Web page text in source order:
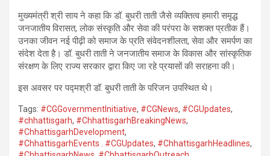
मुख्यमंत्री श्री साय ने कहा कि डॉ. बुधरी ताती जैसे व्यक्तित्व हमारी समृद्ध
जनजातीय विरासत, लोक संस्कृति और सेवा की परंपरा के सशक्त प्रतीक हैं।
उनका जीवन नई पीढ़ी को समाज के प्रति संवेदनशीलता, सेवा और समर्पण का
संदेश देता है। डॉ. बुधरी ताती ने जनजातीय समाज के विकास और सांस्कृतिक
संरक्षण के लिए राज्य सरकार द्वारा किए जा रहे प्रयासों की सराहना की।
इस अवसर पर पद्मश्री डॉ. बुधरी ताती के परिजन उपस्थित थे।
Tags: #CGGovernmentInitiative, #CGNews, #CGUpdates,
#chhattisgarh, #ChhattisgarhBreakingNews,
#ChhattisgarhDevelopment,
#ChhattisgarhEvents . #CGUpdates, #ChhattisgarhHeadlines,